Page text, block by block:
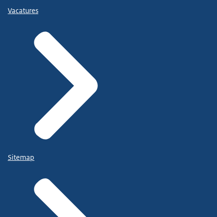
Vacatures
Sitemap